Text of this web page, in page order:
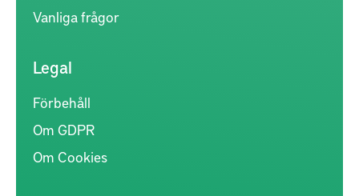
Vanliga frågor
Legal
Förbehåll
Om GDPR
Om Cookies